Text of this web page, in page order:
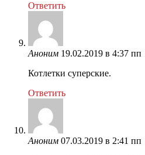
Ответить
Аноним 19.02.2019 в 4:37 пп
Котлетки суперские.
Ответить
Аноним 07.03.2019 в 2:41 пп